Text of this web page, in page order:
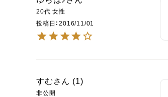
20代 女性
投稿日
2016/11/01
すむ 1
非公開